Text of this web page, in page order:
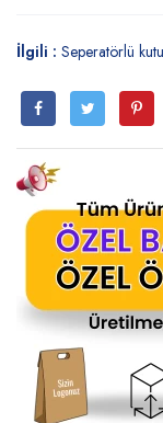
İlgili : Seperatörlü kutu